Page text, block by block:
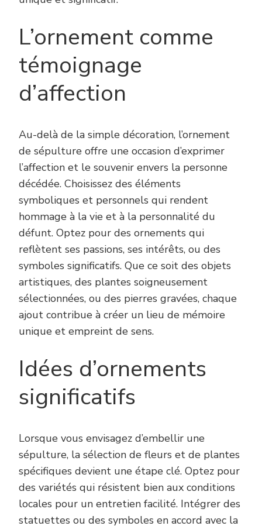
L’ornement comme
témoignage
d’affection
Au-delà de la simple décoration, l’ornement
de sépulture offre une occasion d’exprimer
l’affection et le souvenir envers la personne
décédée. Choisissez des éléments
symboliques et personnels qui rendent
hommage à la vie et à la personnalité du
défunt. Optez pour des ornements qui
reflètent ses passions, ses intérêts, ou des
symboles significatifs. Que ce soit des objets
artistiques, des plantes soigneusement
sélectionnées, ou des pierres gravées, chaque
ajout contribue à créer un lieu de mémoire
unique et empreint de sens.
Idées d’ornements
significatifs
Lorsque vous envisagez d’embellir une
sépulture, la sélection de fleurs et de plantes
spécifiques devient une étape clé. Optez pour
des variétés qui résistent bien aux conditions
locales pour un entretien facilité. Intégrer des
statuettes ou des symboles en accord avec la